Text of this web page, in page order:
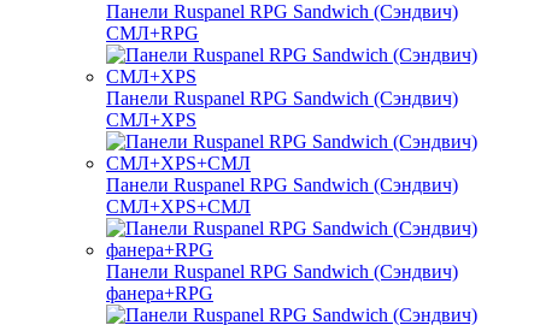
Панели Ruspanel RPG Sandwich (Сэндвич)
СМЛ+RPG
Панели Ruspanel RPG Sandwich (Сэндвич)
СМЛ+XPS
Панели Ruspanel RPG Sandwich (Сэндвич)
СМЛ+XPS+СМЛ
Панели Ruspanel RPG Sandwich (Сэндвич)
фанера+RPG